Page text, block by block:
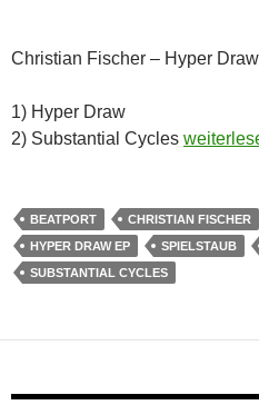
Christian Fischer – Hyper
1) Hyper Draw
2) Substantial Cycles Christian
BEATPORT CHRISTIAN FISCHER
HYPER DRAW EP
SPIELSTAUB
SUBSTANTIAL CYCLES